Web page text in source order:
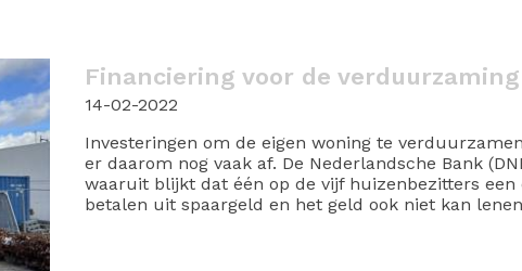
Financiering voor de
14-02-2022
Investeringen om de eigen woning te
er daarom nog vaak af. De Nederlandsche Bank
waaruit blijkt dat één op de vijf huizenbezitters
betalen uit spaargeld en het geld ook niet kan